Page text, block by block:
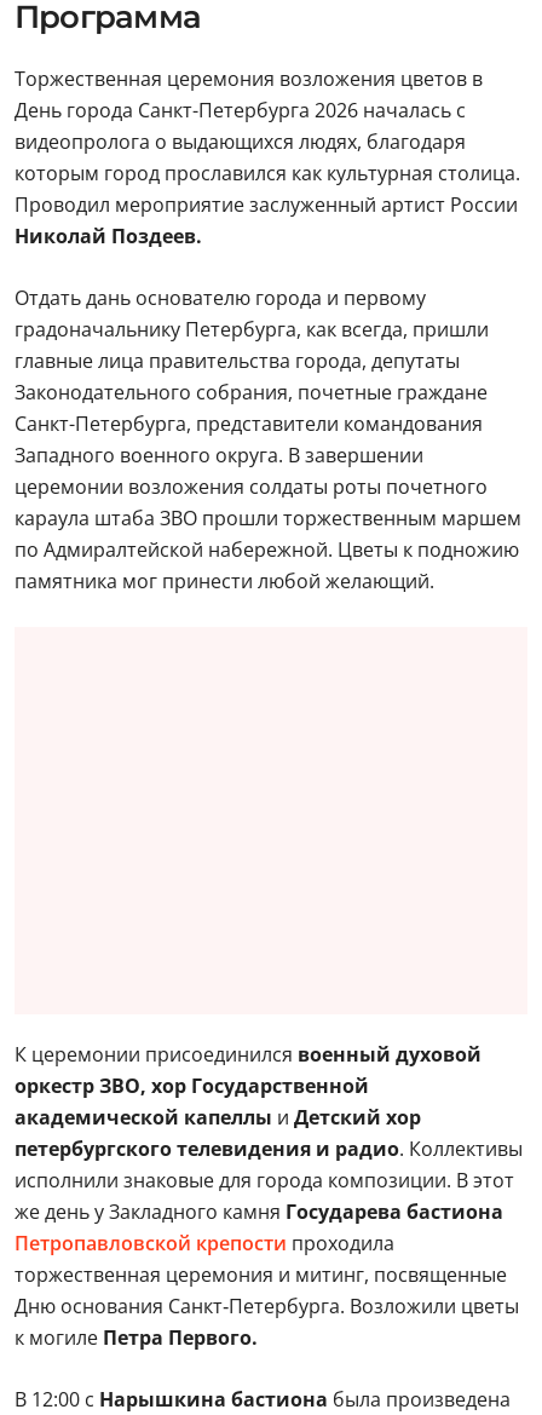
Программа
Торжественная церемония возложения цветов в
День города Санкт-Петербурга 2026 началась с
видеопролога о выдающихся людях, благодаря
которым город прославился как культурная столица.
Проводил мероприятие заслуженный артист России
Николай Поздеев.
Отдать дань основателю города и первому
градоначальнику Петербурга, как всегда, пришли
главные лица правительства города, депутаты
Законодательного собрания, почетные граждане
Санкт-Петербурга, представители командования
Западного военного округа. В завершении
церемонии возложения солдаты роты почетного
караула штаба ЗВО прошли торжественным маршем
по Адмиралтейской набережной. Цветы к подножию
памятника мог принести любой желающий.
К церемонии присоединился военный духовой
оркестр ЗВО, хор Государственной
академической капеллы и Детский хор
петербургского телевидения и радио. Коллективы
исполнили знаковые для города композиции. В этот
же день у Закладного камня Государева бастиона
Петропавловской крепости проходила
торжественная церемония и митинг, посвященные
Дню основания Санкт‑Петербурга. Возложили цветы
к могиле Петра Первого.
В 12:00 с Нарышкина бастиона была произведена